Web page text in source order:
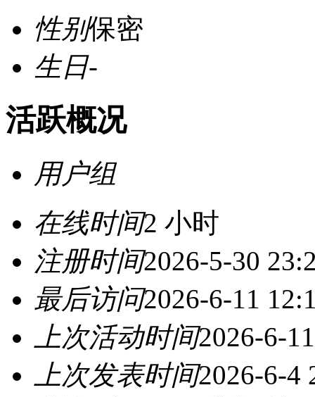
性别保密
生日-
活跃概况
用户组
在线时间2 小时
注册时间2026-5-30
最后访问2026-6-11
上次活动时间2026-6-
上次发表时间2026-6-4